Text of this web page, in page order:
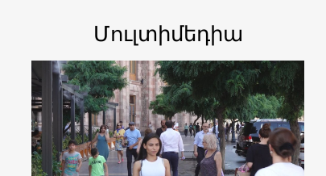
Մուլտիմեդիա